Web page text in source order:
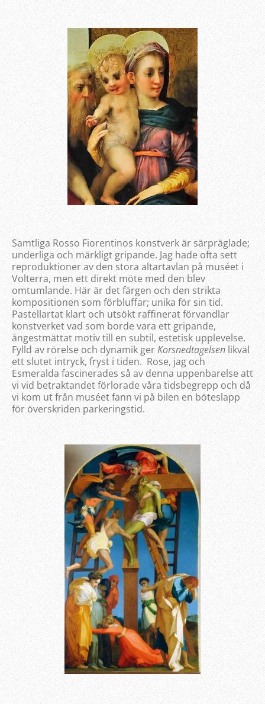
Samtliga Rosso Fiorentinos konstverk är särpräglade;
underliga och märkligt gripande. Jag hade ofta sett
reproduktioner av den stora altartavlan på muséet i
Volterra, men ett direkt möte med den blev
omtumlande. Här är det färgen och den strikta
kompositionen som förbluffar; unika för sin tid.
Pastellartat klart och utsökt raffinerat förvandlar
konstverket vad som borde vara ett gripande,
ångestmättat motiv till en subtil, estetisk upplevelse.
Fylld av rörelse och dynamik gerKorsnedtagelsen likväl
ett slutet intryck, fryst i tiden. Rose, jag och
Esmeralda fascinerades så av denna uppenbarelse att
vi vid betraktandet förlorade våra tidsbegrepp och då
vi kom ut från muséet fann vi på bilen en böteslapp
för överskriden parkeringstid.